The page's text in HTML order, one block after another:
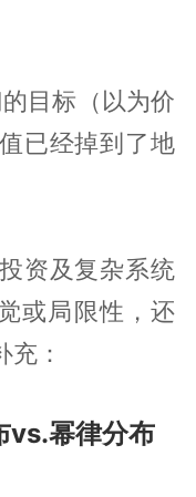
目标（以为价
已经掉到了地
资及复杂系统
或局限性，还
：
vs.幂律分布